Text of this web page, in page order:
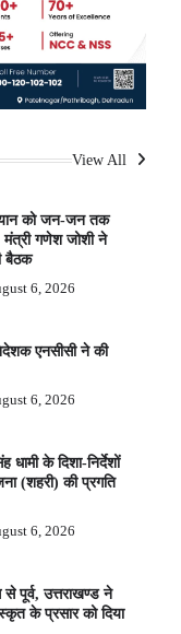
View All
को जन-जन तक
मंत्री गणेश जोशी ने
बैठक
6, 2026
एनसीसी ने की
6, 2026
धामी के दिशा-निर्देशों
(शहरी) की प्रगति
6, 2026
पूर्व, उत्तराखण्ड ने
के प्रसार को दिया